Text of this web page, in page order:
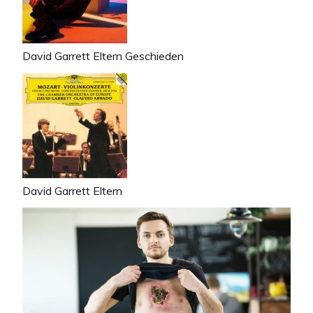
David Garrett Eltern Geschieden
David Garrett Eltern